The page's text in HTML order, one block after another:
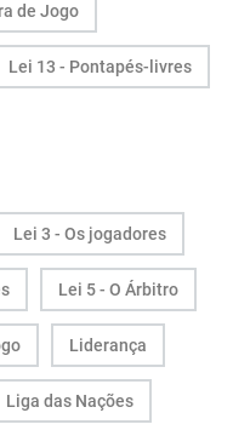
de Jogo
Lei 13 - Pontapés-livres
Lei 3 - Os jogadores
Lei 5 - O Árbitro
Liderança
Liga das Nações